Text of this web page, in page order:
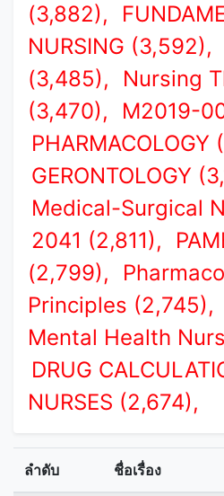
(3,882),
NURSING (3,592),
(3,485),
Nursing
(3,470),
M2019-
PHARMACOLOGY
GERONTOLOGY
Medical-Surgical
2041 (2,811),
(2,799),
Principles (2,745),
Mental Health
DRUG
NURSES (2,674),
ลำดับ ชื่อเรื่อง